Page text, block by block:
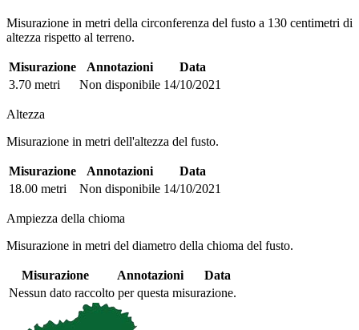
Misurazione in metri della circonferenza del fusto a 130 centimetri di
altezza rispetto al terreno.
Misurazione Annotazioni
Data
3.70 metri
Non disponibile 14/10/2021
Altezza
Misurazione in metri dell'altezza del fusto.
Misurazione Annotazioni
Data
18.00 metri
Non disponibile 14/10/2021
Ampiezza della chioma
Misurazione in metri del diametro della chioma del fusto.
Misurazione Annotazioni
Data
Nessun dato raccolto per questa misurazione.